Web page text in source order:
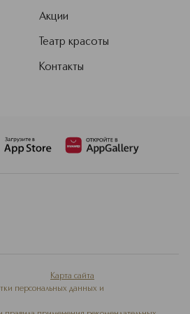
Акции
Театр красоты
Контакты
Карта сайта
персональных данных и